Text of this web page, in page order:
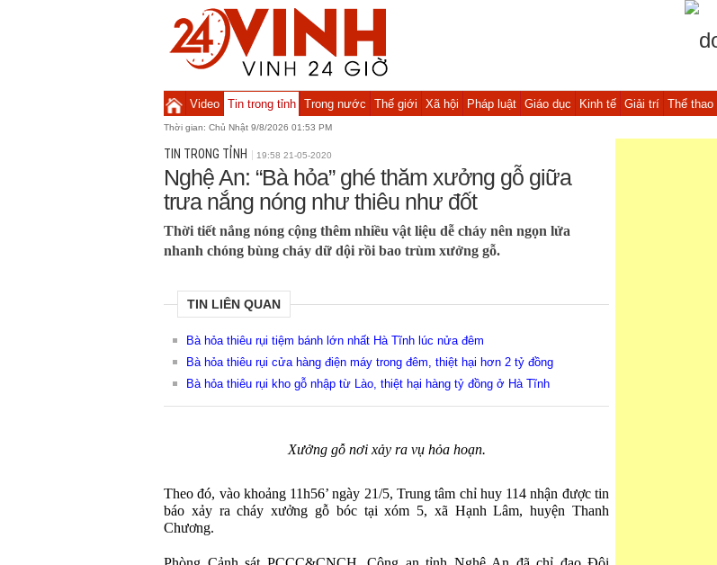
Video Tin trong tỉnh Trong nước Thế giới Xã hội Pháp luật Giáo dục Kinh tế Giải trí Thể thao
Thời gian: Chủ Nhật 9/8/2026 01:53 PM
TIN TRONG TỈNH 19:58 21-05-2020
Nghệ An: “Bà hỏa” ghé thăm xưởng gỗ giữa
trưa nắng nóng như thiêu như đốt
Thời tiết nắng nóng cộng thêm nhiều vật liệu dễ cháy nên ngọn lửa
nhanh chóng bùng cháy dữ dội rồi bao trùm xưởng gỗ.
TIN LIÊN QUAN
Bà hỏa thiêu rụi tiệm bánh lớn nhất Hà Tĩnh lúc nửa đêm
Bà hỏa thiêu rụi cửa hàng điện máy trong đêm, thiệt hại hơn 2 tỷ đồng
Bà hỏa thiêu rụi kho gỗ nhập từ Lào, thiệt hại hàng tỷ đồng ở Hà Tĩnh
Xưởng gỗ nơi xảy ra vụ hỏa hoạn.
Theo đó, vào khoảng 11h56’ ngày 21/5, Trung tâm chỉ huy 114 nhận được tin
báo xảy ra cháy xưởng gỗ bóc tại xóm 5, xã Hạnh Lâm, huyện Thanh
Chương.